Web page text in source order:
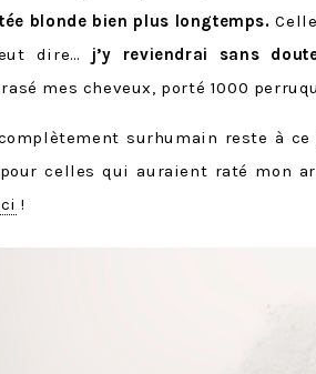
blonde bien plus longtemps.
dire… j’y reviendrai sans
mes cheveux, porté 1000
surhumain reste à
celles qui auraient raté mon
!